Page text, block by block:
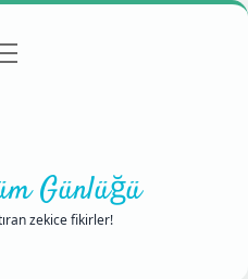
Günlüğü
zekice fikirler!